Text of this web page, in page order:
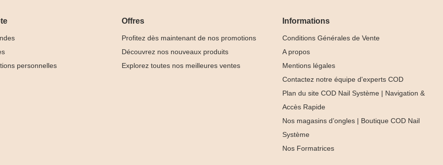
personnelles
Offres
Profitez dès maintenant de nos promotions
Découvrez nos nouveaux produits
Explorez toutes nos meilleures ventes
Informations
Conditions Générales de Vente
A propos
Mentions légales
Contactez notre équipe d'experts COD
Plan du site COD Nail Système | Navigation &
Accès Rapide
Nos magasins d’ongles | Boutique COD Nail
Système
Nos Formatrices